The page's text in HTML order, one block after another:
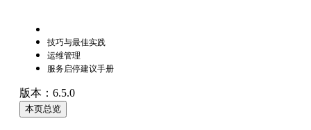
技巧与最佳实践
运维管理
服务启停建议手册
版本：6.5.0
本页总览